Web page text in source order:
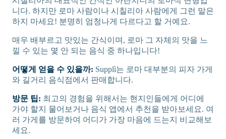
니다. 하지만 로마 사람이나 시칠리아 사람에게 그런 말은
하지 마세요! 분명히 엄청나게 다르다고 할 거예요.
매우 배부르고 맛있는 간식이며, 로마 그 자체의 맛을 느
낄 수 있는 몇 안 되는 음식 중 하나입니다!
어떻게 얻을 수 있을까: Supplì는 로마 대부분의 피자 가게
와 길거리 음식점에서 판매합니다.
방문 팁: 최고의 경험을 위해서는 현지인들에게 어디에
가야 할지 물어보거나 음식 앱에서 추천을 받아보세요. 여
러 가게를 방문하여 어디가 가장 마음에 드는지 비교해보
세요.